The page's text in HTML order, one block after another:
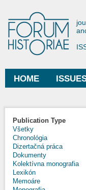
Main menu
HOME
Publication Type
Všetky
Chronológia
Dizertačná práca
Dokumenty
Kolektívna monografia
Lexikón
Memoáre